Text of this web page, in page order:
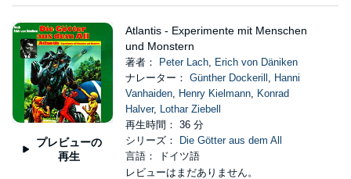
プレビューの
再生
Atlantis - Experimente mit Menschen
und Monstern
著者： Peter Lach, Erich von Däniken
ナレーター： Günther Dockerill , Hanni
Vanhaiden, Henry Kielmann, Konrad
Halver, Lothar Ziebell
再生時間： 36 分
シリーズ：
Die Götter aus dem All
言語： ドイツ語
レビューはまだありません。